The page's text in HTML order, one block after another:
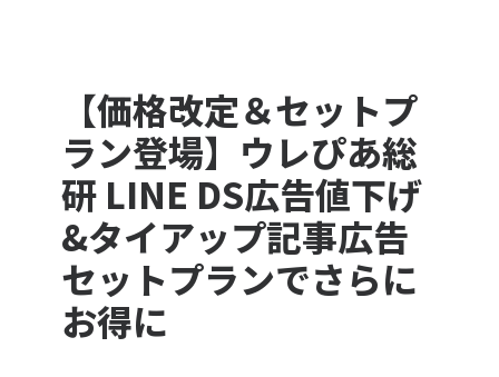
【価格改定＆セットプ
ラン登場】ウレぴあ総
研 LINE DS広告値下げ
&タイアップ記事広告
セットプランでさらに
お得に